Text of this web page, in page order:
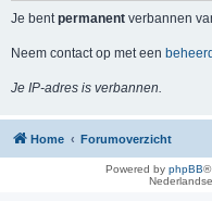
Je bentpermanent verbannen
Neem contact op met een
Je IP-adres is verbannen.
Home Forumoverzicht
Powered by phpBB®